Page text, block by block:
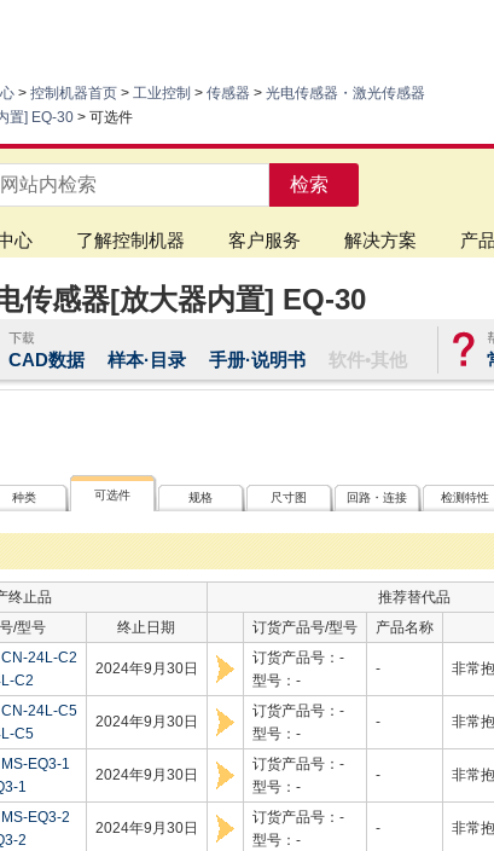
> 控制机器首页 > 工业控制 > 传感器 > 光电传感器・激光传感器
置] EQ-30 > 可选件
检索
心 了解控制机器 客户服务 解决方案 产
传感器[放大器内置] EQ-30
CAD数据 样本·目录 手册·说明书软件•其他
种类 可选件 规格 尺寸图 回路・连接 检测特性
终止品
推荐替代品
/型号 终止日期 订货产品号/型号 产品名称
CN-24L-C2
C2
2024年9月30日
订货产品号：-
型号：-
- 非常
CN-24L-C5
C5
2024年9月30日
订货产品号：-
型号：-
- 非常
MS-EQ3-1
1
2024年9月30日
订货产品号：-
型号：-
- 非常
MS-EQ3-2
2
2024年9月30日
订货产品号：-
型号：-
- 非常